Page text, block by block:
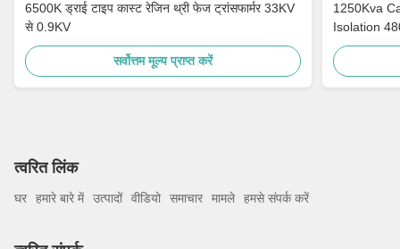
6500K ड्राई टाइप कास्ट रेजिन थ्री फेज ट्रांसफार्मर 33KV
से 0.9KV
सर्वोत्तम मूल्य प्राप्त करें
1250Kva Cast Resin Dry Type Transformers
Isolation
त्वरित लिंक
घर हमारे बारे में उत्पादों वीडियो समाचार मामले हमसे संपर्क करें